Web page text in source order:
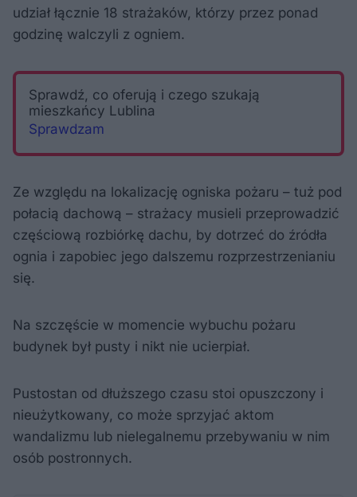
udział łącznie 18 strażaków, którzy przez ponad
godzinę walczyli z ogniem.
Sprawdź, co oferują i czego szukają
mieszkańcy Lublina
Sprawdzam
Ze względu na lokalizację ogniska pożaru – tuż pod
połacią dachową – strażacy musieli przeprowadzić
częściową rozbiórkę dachu, by dotrzeć do źródła
ognia i zapobiec jego dalszemu rozprzestrzenianiu
się.
Na szczęście w momencie wybuchu pożaru
budynek był pusty i nikt nie ucierpiał.
Pustostan od dłuższego czasu stoi opuszczony i
nieużytkowany, co może sprzyjać aktom
wandalizmu lub nielegalnemu przebywaniu w nim
osób postronnych.